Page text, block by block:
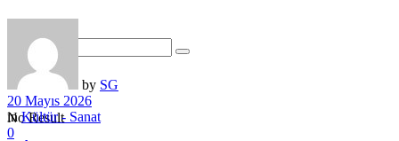
No Result
by SG
20 Mayıs 2026
in Kültür - Sanat
0